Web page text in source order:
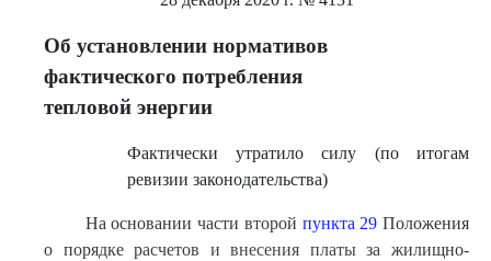
Об установлении нормативов
фактического потребления
тепловой энергии
Фактически утратило силу (по итогам
ревизии законодательства)
На основании части второй пункта 29 Положения
о порядке расчетов и внесения платы за жилищно-